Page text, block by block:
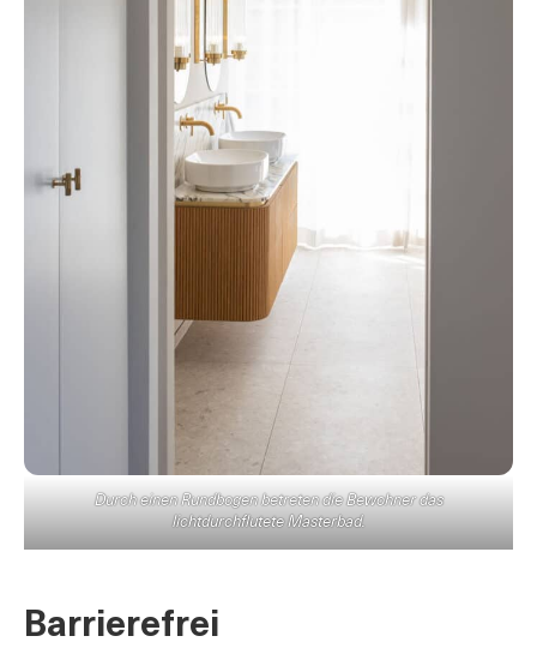
Durch einen Rundbogen betreten die Bewohner das
lichtdurchflutete Masterbad.
Barrierefrei